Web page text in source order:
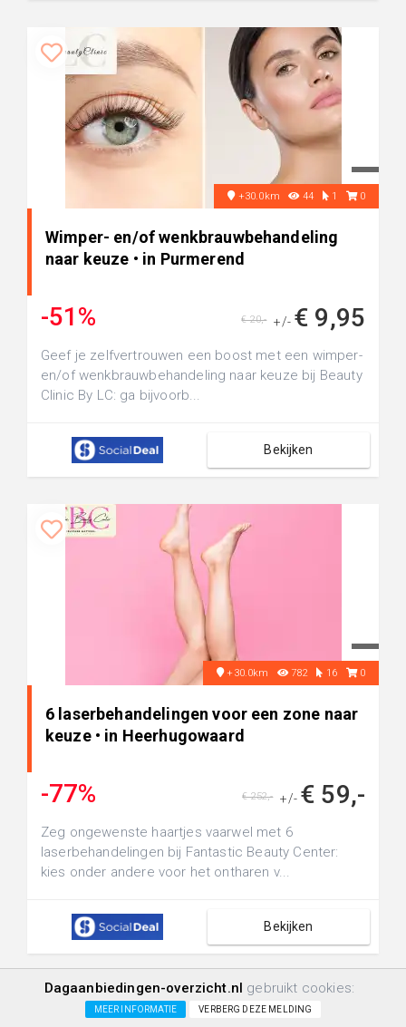
+30.0km 44 1 0
Wimper- en/of wenkbrauwbehandeling
naar keuze • in Purmerend
-51% +/- € 9,95
€ 20,-
Geef je zelfvertrouwen een boost met een wimper-
en/of wenkbrauwbehandeling naar keuze bij Beauty
Clinic By LC: ga bijvoorb...
Bekijken
+30.0km 782 16 0
6 laserbehandelingen voor een zone naar
keuze • in Heerhugowaard
-77% +/- € 59,-
€ 252,-
Zeg ongewenste haartjes vaarwel met 6
laserbehandelingen bij Fantastic Beauty Center:
kies onder andere voor het ontharen v...
Bekijken
Beauty & Behandelingen
Dagaanbiedingen-overzicht.nl gebruikt cookies:
MEER INFORMATIE VERBERG DEZE MELDING